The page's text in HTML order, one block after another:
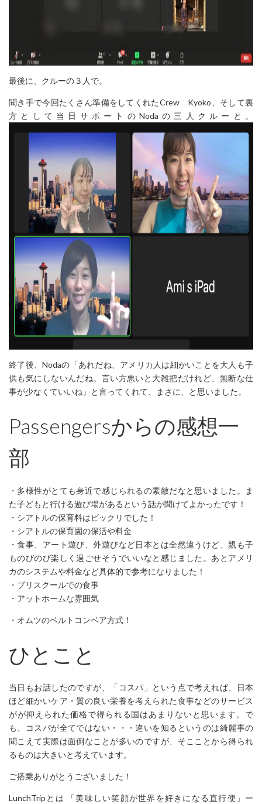
最後に、クルーの３人で。
聞き手で今回たくさん準備をしてくれたCrew Kyoko、そして裏
方として当日サポートの Noda の三人クルーと。
終了後、Nodaの「あれだね、アメリカ人は細かいことを大人も子
供も気にしないんだね。言い方悪いと大雑把だけれど、無断な仕
事が少なくていいね」と言ってくれて、まさに、と思いました。
Passengersからの感想一
部
・多様性がとても身近で感じられるの素敵だなと思いました。ま
た子どもと行ける遊び場があるという話が聞けてよかったです！
・シアトルの保育料はビックリでした！
・シアトルの保育園の保活や料金
・食事、アート遊び、外遊びなど日本とは全然違うけど、親も子
ものびのび楽しく過ごせそうでいいなと感じました。あとアメリ
カのシステムや料金など具体的で参考になりました！
・プリスクールでの食事
・アットホームな雰囲気
・オムツのベルトコンベア方式！
ひとこと
当日もお話したのですが、「コスパ」という点で考えれば、日本
ほど細かいケア・質の良い栄養を考えられた食事などのサービス
がが抑えられた価格で得られる国はあまりないと思います。で
も、コスパが全てではない・・・違いを知るというのは綺麗事の
聞こえて実際は面倒なことが多いのですが、そこことから得られ
るものは大きいと考えています。
ご搭乗ありがとうございました！
LunchTripとは 「美味しい笑顔が世界を好きになる直行便」ー